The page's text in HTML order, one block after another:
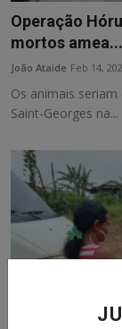
Operação
mortos amea...
João Ataide Feb 14,
Os animais
Saint-Georges na...